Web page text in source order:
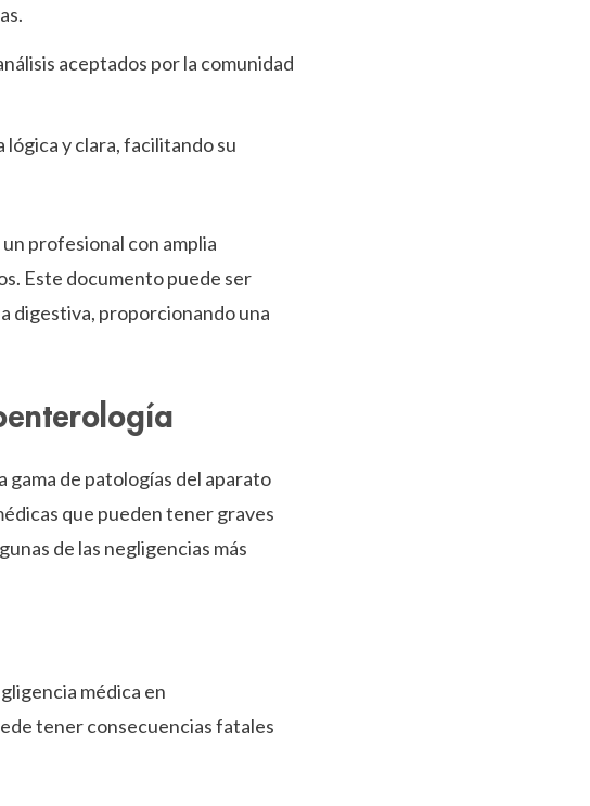
aceptados por la comunidad
y clara, facilitando su
profesional con amplia
Este documento puede ser
digestiva, proporcionando una
gama de patologías del aparato
que pueden tener graves
de las negligencias más
médica en
tener consecuencias fatales